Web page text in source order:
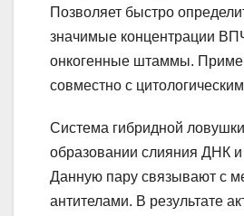
Позволяет быстро
значимые концентрации
онкогенные штаммы.
совместно с
Система гибридной
образовании слияния ДНК
Данную пару связывают с
антителами. В результате